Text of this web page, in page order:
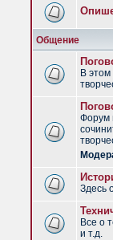
Общение
В
Форум
Здесь
Все о
и т.д.